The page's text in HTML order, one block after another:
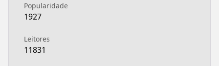
Popularidade
1927
Leitores
11831